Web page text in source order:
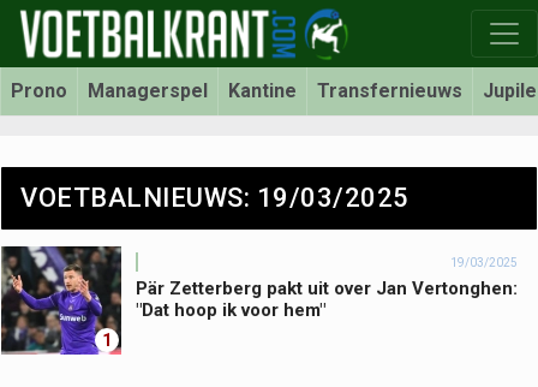
Prono Managerspel Kantine Transfernieuws
VOETBALNIEUWS: 19/03/2025
1
19/03/2025
Pär Zetterberg pakt uit over Jan Vertonghen:
"Dat hoop ik voor hem"